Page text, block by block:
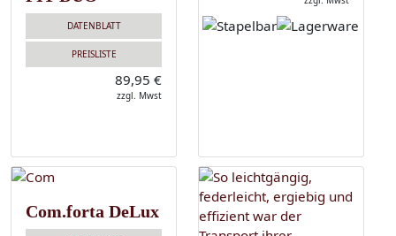
DATENBLATT
PREISLISTE
89,95 €
zzgl. Mwst
Com.forta DeLux